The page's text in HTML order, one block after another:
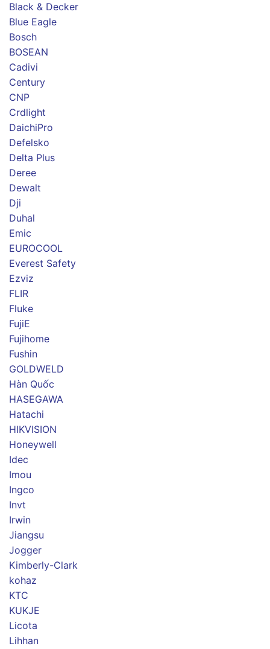
Black & Decker
Blue Eagle
Bosch
BOSEAN
Cadivi
Century
CNP
Crdlight
DaichiPro
Defelsko
Delta Plus
Deree
Dewalt
Dji
Duhal
Emic
EUROCOOL
Everest Safety
Ezviz
FLIR
Fluke
FujiE
Fujihome
Fushin
GOLDWELD
Hàn Quốc
HASEGAWA
Hatachi
HIKVISION
Honeywell
Idec
Imou
Ingco
Invt
Irwin
Jiangsu
Jogger
Kimberly-Clark
kohaz
KTC
KUKJE
Licota
Lihhan